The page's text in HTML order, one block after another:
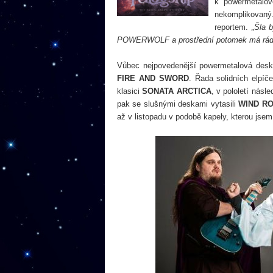
reportem. „Šla
POWERWOLF a prostřední potomek má
Vůbec nejpovedenější powermetalová
FIRE AND SWORD. Řada solidních
klasiciSONATA ARCTICA, v pololetí
pak se slušnými deskami vytasiliWIND
až v listopadu v podobě kapely, kterou